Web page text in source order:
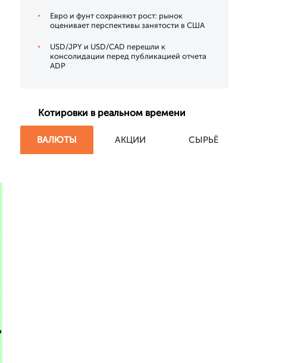
Евро и фунт сохраняют рост: рынок
оценивает перспективы занятости в США
USD/JPY и USD/CAD перешли к
консолидации перед публикацией отчета
ADP
Котировки в реальном времени
ВАЛЮТЫ АКЦИИ СЫРЬЁ